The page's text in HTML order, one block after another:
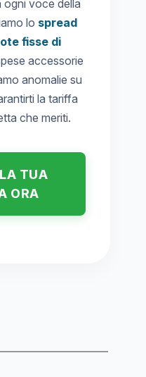
ogni voce della
lo spread
fisse di
accessorie
anomalie su
la tariffa
che meriti.
TUA
ORA